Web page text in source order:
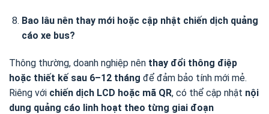
Bao lâu nên thay mới hoặc cập nhật chiến dịch quảng
cáo xe bus?
Thông thường, doanh nghiệp nên thay đổi thông điệp
hoặc thiết kế sau 6–12 tháng để đảm bảo tính mới mẻ.
Riêng với chiến dịch LCD hoặc mã QR, có thể cập nhật nội
dung quảng cáo linh hoạt theo từng giai đoạn